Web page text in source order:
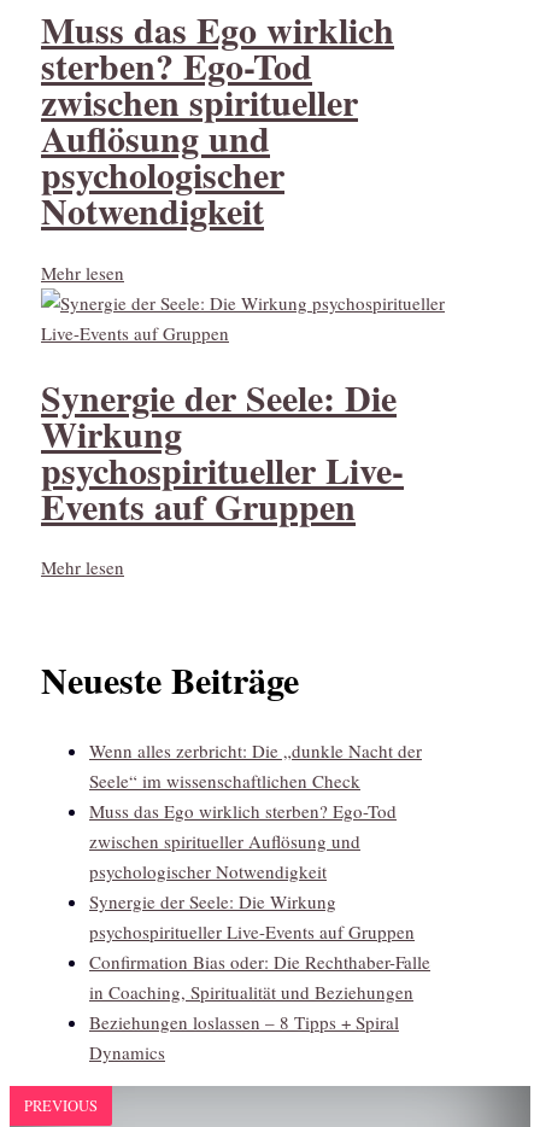
Muss das Ego wirklich
sterben? Ego-Tod
zwischen spiritueller
Auflösung und
psychologischer
Notwendigkeit
Mehr lesen
Synergie der Seele: Die
Wirkung
psychospiritueller Live-
Events auf Gruppen
Mehr lesen
Neueste Beiträge
Wenn alles zerbricht: Die „dunkle Nacht der
Seele“ im wissenschaftlichen Check
Muss das Ego wirklich sterben? Ego-Tod
zwischen spiritueller Auflösung und
psychologischer Notwendigkeit
Synergie der Seele: Die Wirkung
psychospiritueller Live-Events auf Gruppen
Confirmation Bias oder: Die Rechthaber-Falle
in Coaching, Spiritualität und Beziehungen
Beziehungen loslassen – 8 Tipps + Spiral
Dynamics
PREVIOUS